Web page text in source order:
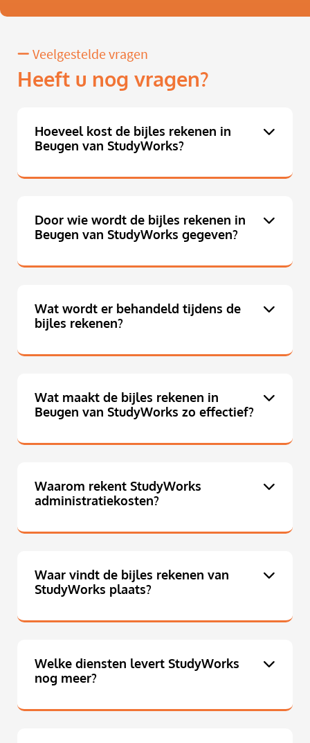
Veelgestelde vragen
Heeft u nog vragen?
Hoeveel kost de bijles rekenen in
Beugen van StudyWorks?
Door wie wordt de bijles rekenen in
Beugen van StudyWorks gegeven?
Wat wordt er behandeld tijdens de
bijles rekenen?
Wat maakt de bijles rekenen in
Beugen van StudyWorks zo effectief?
Waarom rekent StudyWorks
administratiekosten?
Waar vindt de bijles rekenen van
StudyWorks plaats?
Welke diensten levert StudyWorks
nog meer?